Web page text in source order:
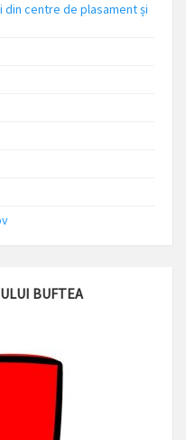
centre de plasament și
BUFTEA